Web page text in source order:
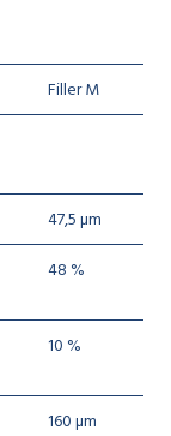
Filler M
47,5 µm
48 %
10 %
160 µm